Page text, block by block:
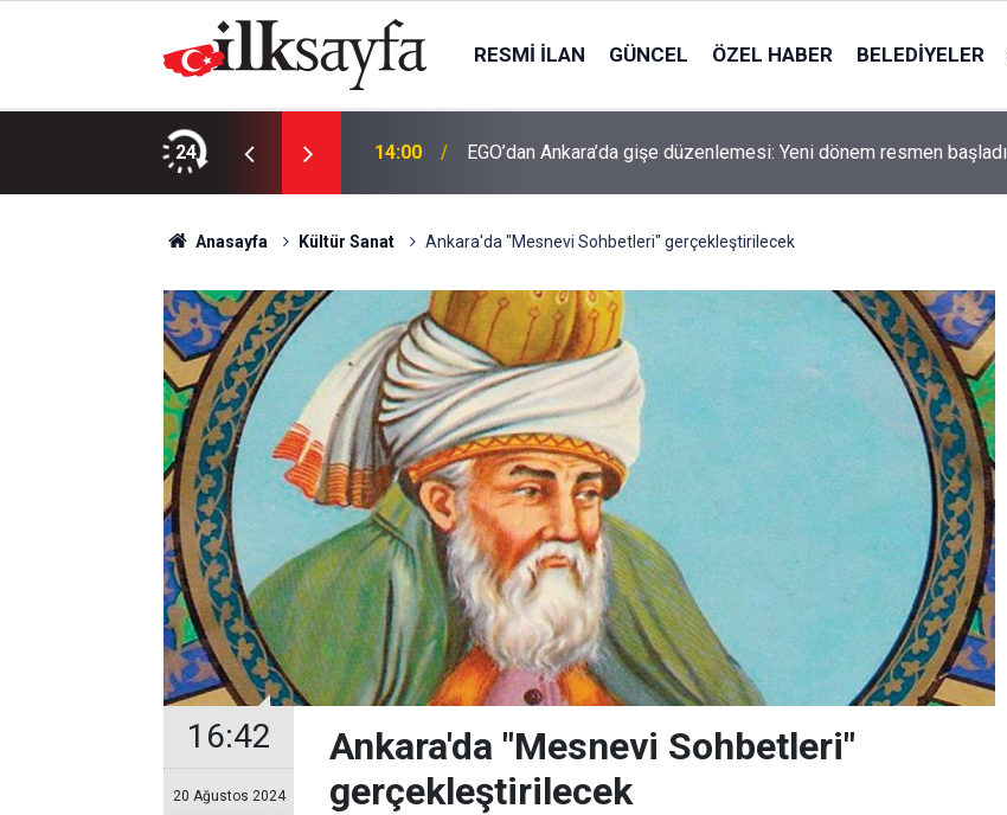
RESMI İLAN GÜNCEL ÖZEL HABER BELEDIYELER
24
hakkını gelir paylaşımıyla
14:00 EGO’dan Ankara’da gişe düzenlemesi: Yeni dönem resmen başladı
Anasayfa Kültür Sanat Ankara'da "Mesnevi Sohbetleri" gerçekleştirilecek
16:42
20 Ağustos 2024
Ankara'da "Mesnevi Sohbetleri"
gerçekleştirilecek